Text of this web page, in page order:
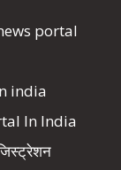
portal
india
In India